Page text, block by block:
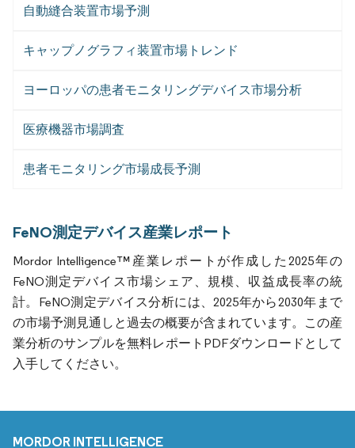
自動縫合装置市場予測
キャップノグラフィ装置市場トレンド
ヨーロッパの患者モニタリングデバイス市場分析
医療機器市場調査
患者モニタリング市場成長予測
FeNO測定デバイス産業レポート
Mordor Intelligence™産業レポートが作成した2025年の
FeNO測定デバイス市場シェア、規模、収益成長率の統
計。FeNO測定デバイス分析には、2025年から2030年まで
の市場予測見通しと過去の概要が含まれています。この産
業分析のサンプルを無料レポートPDFダウンロードとして
入手してください。
MORDOR INTELLIGENCE